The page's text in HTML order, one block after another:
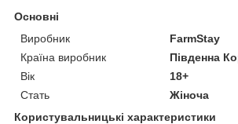
Основні
Виробник
FarmStay
Країна виробник
Південна
Вік
18+
Стать
Жіноча
Користувальницькі характеристики